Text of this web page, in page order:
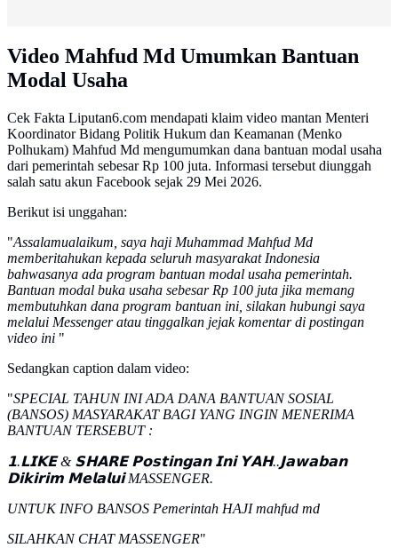
Video Mahfud Md Umumkan Bantuan
Modal Usaha
Cek Fakta Liputan6.com mendapati klaim video mantan Menteri
Koordinator Bidang Politik Hukum dan Keamanan (Menko
Polhukam) Mahfud Md mengumumkan dana bantuan modal usaha
dari pemerintah sebesar Rp 100 juta. Informasi tersebut diunggah
salah satu akun Facebook sejak 29 Mei 2026.
Berikut isi unggahan:
"Assalamualaikum, saya haji Muhammad Mahfud Md
memberitahukan kepada seluruh masyarakat Indonesia
bahwasanya ada program bantuan modal usaha pemerintah.
Bantuan modal buka usaha sebesar Rp 100 juta jika memang
membutuhkan dana program bantuan ini, silakan hubungi saya
melalui Messenger atau tinggalkan jejak komentar di postingan
video ini "
Sedangkan caption dalam video:
"SPECIAL TAHUN INI ADA DANA BANTUAN SOSIAL
(BANSOS) MASYARAKAT BAGI YANG INGIN MENERIMA
BANTUAN TERSEBUT :
𝟭.𝗟𝗜𝗞𝗘 & 𝗦𝗛𝗔𝗥𝗘 𝗣𝗼𝘀𝘁𝗶𝗻𝗴𝗮𝗻 𝗜𝗻𝗶 𝗬𝗔𝗛..𝗝𝗮𝘄𝗮𝗯𝗮𝗻
𝗗𝗶𝗸𝗶𝗿𝗶𝗺 𝗠𝗲𝗹𝗮𝗹𝘂𝗶 MASSENGER.
UNTUK INFO BANSOS Pemerintah HAJI mahfud md
SILAHKAN CHAT MASSENGER"